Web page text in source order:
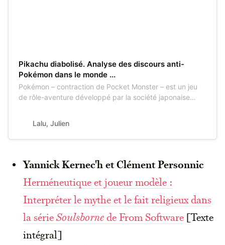
Pikachu diabolisé. Analyse des discours anti-
Pokémon dans le monde ...
Pokémon – contraction de Pocket Monster – est un jeu
de rôle-aventure développé par la société japonaise
Lalu, Julien
Yannick Kernec'h et Clément Personnic
Herméneutique et joueur modèle :
Interpréter le mythe et le fait religieux dans
la sérieSoulsbornede From Software [Texte
intégral]